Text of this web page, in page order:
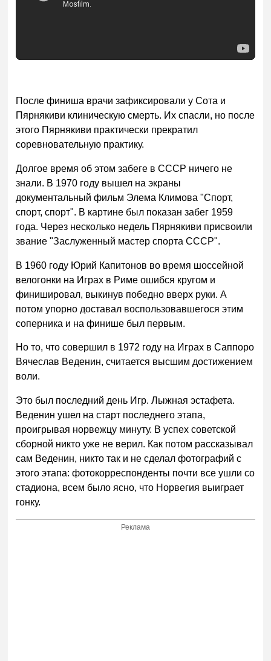
После финиша врачи зафиксировали у Сота и
Пярнякиви клиническую смерть. Их спасли, но после
этого Пярнякиви практически прекратил
соревновательную практику.
Долгое время об этом забеге в СССР ничего не
знали. В 1970 году вышел на экраны
документальный фильм Элема Климова "Спорт,
спорт, спорт". В картине был показан забег 1959
года. Через несколько недель Пярнякиви присвоили
звание "Заслуженный мастер спорта СССР".
В 1960 году Юрий Капитонов во время шоссейной
велогонки на Играх в Риме ошибся кругом и
финишировал, выкинув победно вверх руки. А
потом упорно доставал воспользовавшегося этим
соперника и на финише был первым.
Но то, что совершил в 1972 году на Играх в Саппоро
Вячеслав Веденин, считается высшим достижением
воли.
Это был последний день Игр. Лыжная эстафета.
Веденин ушел на старт последнего этапа,
проигрывая норвежцу минуту. В успех советской
сборной никто уже не верил. Как потом рассказывал
сам Веденин, никто так и не сделал фотографий с
этого этапа: фотокорреспонденты почти все ушли со
стадиона, всем было ясно, что Норвегия выиграет
гонку.
Реклама